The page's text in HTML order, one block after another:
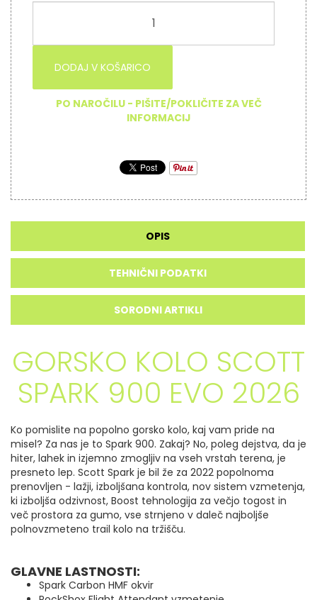
DODAJ V KOŠARICO
PO NAROČILU - PIŠITE/POKLIČITE ZA VEČ
INFORMACIJ
OPIS
TEHNIČNI PODATKI
SORODNI ARTIKLI
GORSKO KOLO SCOTT
SPARK 900 EVO 2026
Ko pomislite na popolno gorsko kolo, kaj vam pride na
misel? Za nas je to Spark 900. Zakaj? No, poleg dejstva, da je
hiter, lahek in izjemno zmogljiv na vseh vrstah terena, je
presneto lep. Scott Spark je bil že za 2022 popolnoma
prenovljen - lažji, izboljšana kontrola, nov sistem vzmetenja,
ki izboljša odzivnost, Boost tehnologija za večjo togost in
več prostora za gumo, vse strnjeno v daleč najboljše
polnovzmeteno trail kolo na tržišču.
GLAVNE LASTNOSTI:
Spark Carbon HMF okvir